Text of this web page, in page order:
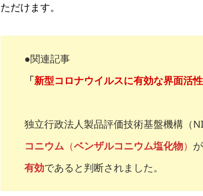
ただけます。
●関連記事
「新型コロナウイルスに有効な界面活
独立行政法人製品評価技術基盤機構（
コニウム（ベンザルコニウム塩化物） が
有効であると判断されました。